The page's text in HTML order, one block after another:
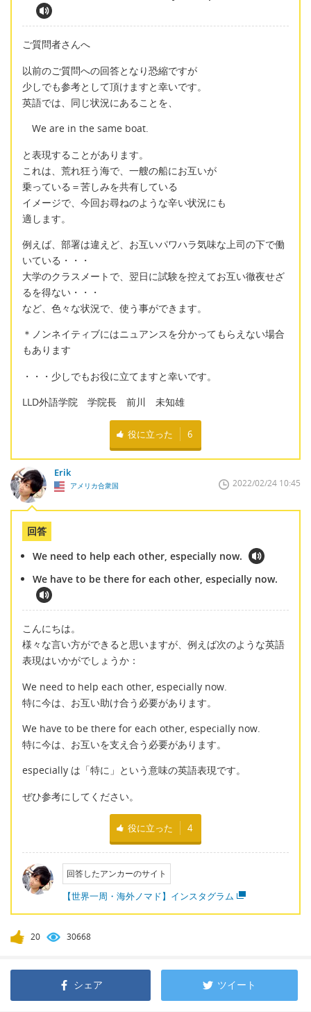
ご質問者さんへ
以前のご質問への回答となり恐縮ですが
少しでも参考として頂けますと幸いです。
英語では、同じ状況にあることを、
We are in the same boat.
と表現することがあります。
これは、荒れ狂う海で、一艘の船にお互いが
乗っている＝苦しみを共有している
イメージで、今回お尋ねのような辛い状況にも
適します。
例えば、部署は違えど、お互いパワハラ気味な上司の下で働
いている・・・
大学のクラスメートで、翌日に試験を控えてお互い徹夜せざ
るを得ない・・・
など、色々な状況で、使う事ができます。
＊ノンネイティブにはニュアンスを分かってもらえない場合
もあります
・・・少しでもお役に立てますと幸いです。
LLD外語学院 学院長 前川 未知雄
役に立った 6
Erik
アメリカ合衆国 2022/02/24 10:45
回答
We need to help each other, especially now.
We have to be there for each other, especially now.
こんにちは。
様々な言い方ができると思いますが、例えば次のような英語
表現はいかがでしょうか：
We need to help each other, especially now.
特に今は、お互い助け合う必要があります。
We have to be there for each other, especially now.
特に今は、お互いを支え合う必要があります。
especially は「特に」という意味の英語表現です。
ぜひ参考にしてください。
役に立った 4
回答したアンカーのサイト
【世界一周・海外ノマド】インスタグラム
20 30668
シェア ツイート